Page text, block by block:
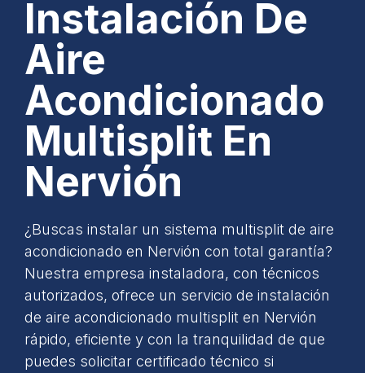
Instalación De
Aire
Acondicionado
Multisplit En
Nervión
¿Buscas instalar un sistema multisplit de aire
acondicionado en Nervión con total garantía?
Nuestra empresa instaladora, con técnicos
autorizados, ofrece un servicio de instalación
de aire acondicionado multisplit en Nervión
rápido, eficiente y con la tranquilidad de que
puedes solicitar certificado técnico si